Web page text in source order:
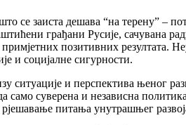
се заиста дешава “на терену” –
грађани Русије, сачувана
позитивних
и социјалне сигурности.
ситуације и перспектива њеног
суверена и независна
питања унутрашњег